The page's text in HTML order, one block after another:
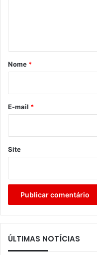
r
*
Nome *
E-mail *
Site
ÚLTIMAS NOTÍCIAS